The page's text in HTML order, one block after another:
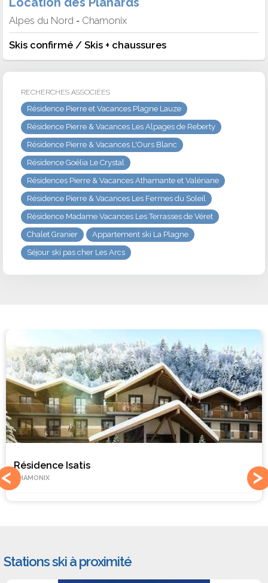
Alpes du Nord - Chamonix
Skis confirmé / Skis + chaussures
RECHERCHES ASSOCIÉES
Résidence Pierre et Vacances Plagne Lauze
Résidence Pierre & Vacances Les Alpages de Reberty
Résidence Pierre & Vacances L'Ours Blanc
Résidence Goélia Le Crystal
Résidences Pierre & Vacances Athamante et Valériane
Résidence Pierre & Vacances Les Fermes du Soleil
Résidence Madame Vacances Les Terrasses de Véret
Chalet Granier
Appartement ski La Plagne
Séjour ski pas cher Les Arcs
Résidence Isatis
CHAMONIX
Stations ski à proximité